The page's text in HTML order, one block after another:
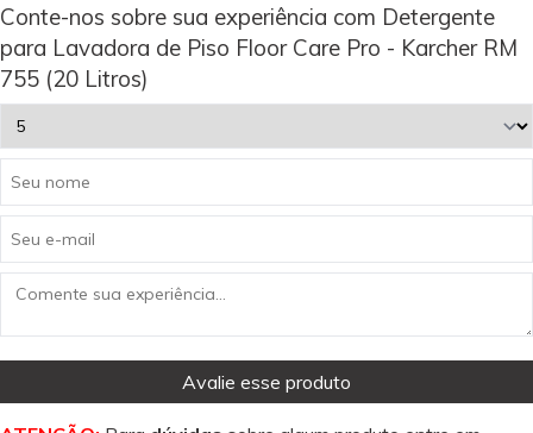
Conte-nos sobre sua experiência com Detergente
para Lavadora de Piso Floor Care Pro - Karcher RM
755 (20 Litros)
Avalie esse produto